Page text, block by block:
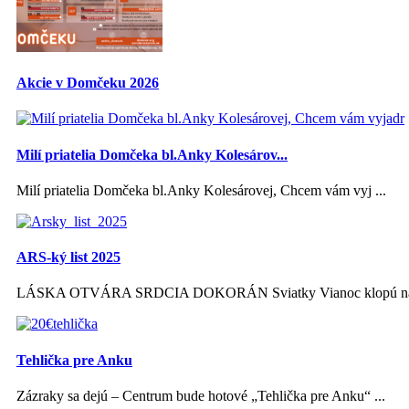
Akcie v Domčeku 2026
Milí priatelia Domčeka bl.Anky Kolesárov...
Milí priatelia Domčeka bl.Anky Kolesárovej, Chcem vám vyj ...
ARS-ký list 2025
LÁSKA OTVÁRA SRDCIA DOKORÁN Sviatky Vianoc klopú
Tehlička pre Anku
Zázraky sa dejú – Centrum bude hotové „Tehlička pre Anku“ ...